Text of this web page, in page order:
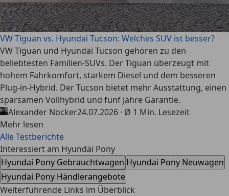
VW Tiguan vs. Hyundai Tucson: Welches SUV ist besser?
VW Tiguan und Hyundai Tucson gehören zu den
beliebtesten Familien-SUVs. Der Tiguan überzeugt mit
hohem Fahrkomfort, starkem Diesel und dem besseren
Plug-in-Hybrid. Der Tucson bietet mehr Ausstattung, einen
sparsamen Vollhybrid und fünf Jahre Garantie.
Alexander Nocker24.07.2026 · Ø 1 Min. Lesezeit
Mehr lesen
Alle Testberichte
Interessiert am Hyundai Pony
Hyundai Pony Gebrauchtwagen Hyundai Pony Neuwagen
Hyundai Pony Händlerangebote
Weiterführende Links im Überblick